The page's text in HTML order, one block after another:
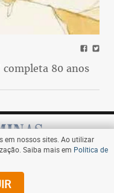
80 anos
em nossos sites. Ao utilizar
Saiba mais em Política de